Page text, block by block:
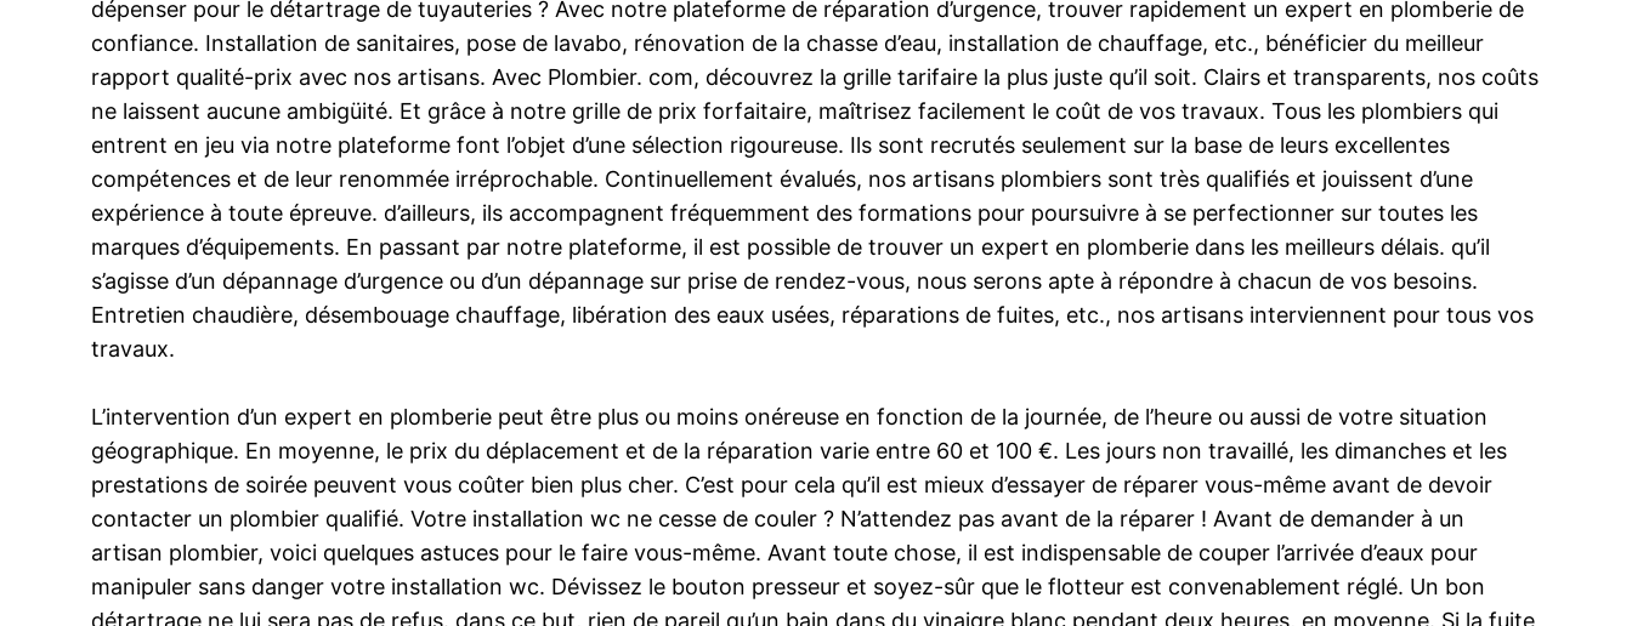
dépenser pour le détartrage de tuyauteries ? Avec notre plateforme de réparation d’urgence, trouver rapidement un expert en plomberie de
confiance. Installation de sanitaires, pose de lavabo, rénovation de la chasse d’eau, installation de chauffage, etc., bénéficier du meilleur
rapport qualité-prix avec nos artisans. Avec Plombier. com, découvrez la grille tarifaire la plus juste qu’il soit. Clairs et transparents, nos coûts
ne laissent aucune ambigüité. Et grâce à notre grille de prix forfaitaire, maîtrisez facilement le coût de vos travaux. Tous les plombiers qui
entrent en jeu via notre plateforme font l’objet d’une sélection rigoureuse. Ils sont recrutés seulement sur la base de leurs excellentes
compétences et de leur renommée irréprochable. Continuellement évalués, nos artisans plombiers sont très qualifiés et jouissent d’une
expérience à toute épreuve. d’ailleurs, ils accompagnent fréquemment des formations pour poursuivre à se perfectionner sur toutes les
marques d’équipements. En passant par notre plateforme, il est possible de trouver un expert en plomberie dans les meilleurs délais. qu’il
s’agisse d’un dépannage d’urgence ou d’un dépannage sur prise de rendez-vous, nous serons apte à répondre à chacun de vos besoins.
Entretien chaudière, désembouage chauffage, libération des eaux usées, réparations de fuites, etc., nos artisans interviennent pour tous vos
travaux.
L’intervention d’un expert en plomberie peut être plus ou moins onéreuse en fonction de la journée, de l’heure ou aussi de votre situation
géographique. En moyenne, le prix du déplacement et de la réparation varie entre 60 et 100 €. Les jours non travaillé, les dimanches et les
prestations de soirée peuvent vous coûter bien plus cher. C’est pour cela qu’il est mieux d’essayer de réparer vous-même avant de devoir
contacter un plombier qualifié. Votre installation wc ne cesse de couler ? N’attendez pas avant de la réparer ! Avant de demander à un
artisan plombier, voici quelques astuces pour le faire vous-même. Avant toute chose, il est indispensable de couper l’arrivée d’eaux pour
manipuler sans danger votre installation wc. Dévissez le bouton presseur et soyez-sûr que le flotteur est convenablement réglé. Un bon
détartrage ne lui sera pas de refus. dans ce but, rien de pareil qu’un bain dans du vinaigre blanc pendant deux heures, en moyenne. Si la fuite